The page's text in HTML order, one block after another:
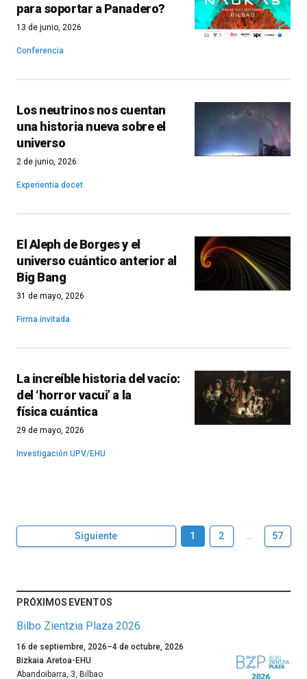
para soportar a Panadero?
13 de junio, 2026
Conferencia
Los neutrinos nos cuentan
una historia nueva sobre el
universo
2 de junio, 2026
Experientia docet
El Aleph de Borges y el
universo cuántico anterior al
Big Bang
31 de mayo, 2026
Firma invitada
La increíble historia del vacío:
del ‘horror vacui’ a la
física cuántica
29 de mayo, 2026
Investigación UPV/EHU
Siguiente 1 2 … 57
PRÓXIMOS EVENTOS
Bilbo Zientzia Plaza 2026
Un
año
más,
16 de septiembre, 2026–4 de octubre, 2026
Bizkaia Aretoa-EHU
Abandoibarra, 3 Bilbao